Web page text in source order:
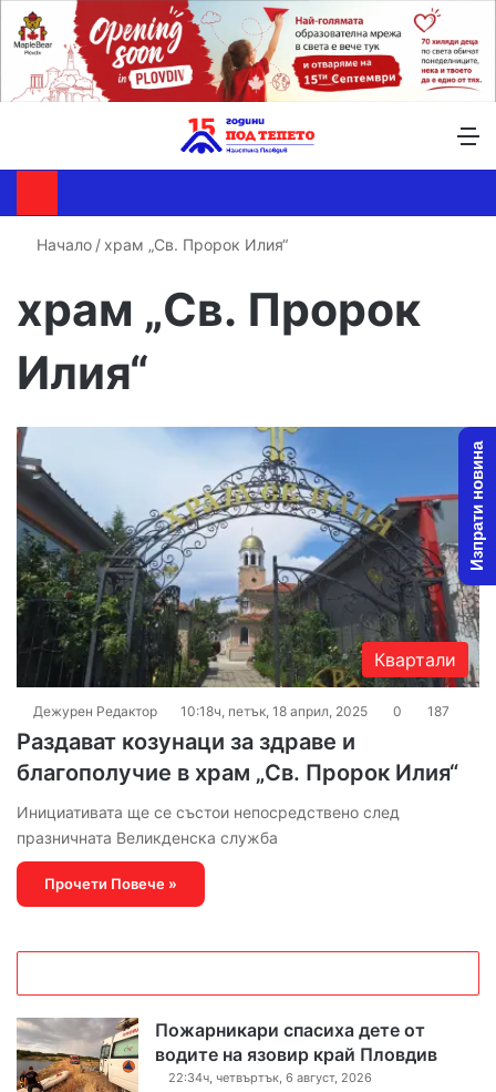
Начало / храм „Св. Пророк Илия“
храм „Св. Пророк
Илия“
Квартали
Дежурен Редактор 10:18ч, петък, 18 април, 2025 0 187
Раздават козунаци за здраве и
благополучие в храм „Св. Пророк Илия“
Инициативата ще се състои непосредствено след
празничната Великденска служба
Прочети Повече »
Пожарникари спасиха дете от
водите на язовир край Пловдив
22:34ч, четвъртък, 6 август, 2026
Изпрати новина